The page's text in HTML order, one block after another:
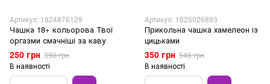
Артикул: 1824876129
Чашка 18+ кольорова Твої
оргазми смачніші за каву
250 грн 390 грн
В наявності
Артикул: 1825026893
Прикольна чашка хамелеон із
цицьками
350 грн 546 грн
В наявності